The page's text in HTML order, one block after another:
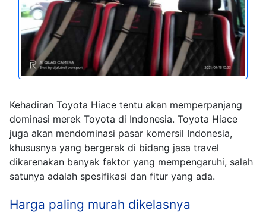
Kehadiran Toyota Hiace tentu akan memperpanjang
dominasi merek Toyota di Indonesia. Toyota Hiace
juga akan mendominasi pasar komersil Indonesia,
khususnya yang bergerak di bidang jasa travel
dikarenakan banyak faktor yang mempengaruhi, salah
satunya adalah spesifikasi dan fitur yang ada.
Harga paling murah dikelasnya